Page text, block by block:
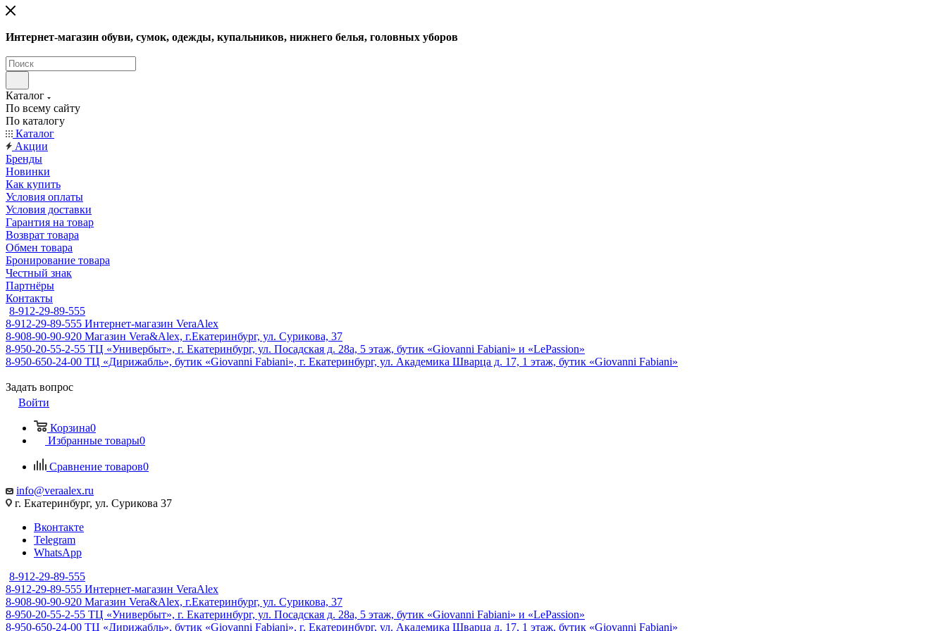
Интернет-магазин обуви, сумок, одежды, купальников, нижнего белья, головных уборов
Каталог
По всему сайту
По каталогу
Каталог
Акции
Бренды
Новинки
Как купить
Условия оплаты
Условия доставки
Гарантия на товар
Возврат товара
Обмен товара
Бронирование товара
Честный знак
Партнёры
Контакты
8-912-29-89-555
8-912-29-89-555 Интернет-магазин VeraAlex
8-908-90-90-920 Магазин Vera&Alex, г.Екатеринбург, ул. Сурикова, 37
8-950-20-55-2-55 ТЦ «Универбыт», г. Екатеринбург, ул. Посадская д. 28а, 5 этаж, бутик «Giovanni Fabiani» и «LePassion»
8-950-650-24-00 ТЦ «Дирижабль», бутик «Giovanni Fabiani», г. Екатеринбург, ул. Академика Шварца д. 17, 1 этаж, бутик «Giovanni Fabiani»
Задать вопрос
Войти
Корзина0
Избранные товары0
Сравнение товаров0
info@veraalex.ru
г. Екатеринбург, ул. Сурикова 37
Вконтакте
Telegram
WhatsApp
8-912-29-89-555
8-912-29-89-555 Интернет-магазин VeraAlex
8-908-90-90-920 Магазин Vera&Alex, г.Екатеринбург, ул. Сурикова, 37
8-950-20-55-2-55 ТЦ «Универбыт», г. Екатеринбург, ул. Посадская д. 28а, 5 этаж, бутик «Giovanni Fabiani» и «LePassion»
8-950-650-24-00 ТЦ «Дирижабль», бутик «Giovanni Fabiani», г. Екатеринбург, ул. Академика Шварца д. 17, 1 этаж, бутик «Giovanni Fabiani»